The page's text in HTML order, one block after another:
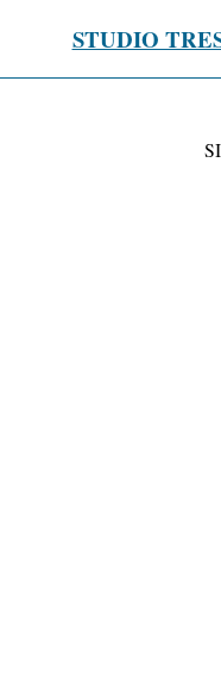
STUDIO